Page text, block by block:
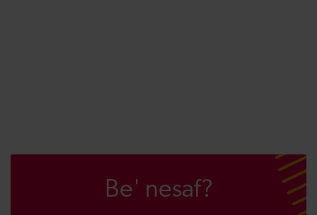
Be' nesaf?